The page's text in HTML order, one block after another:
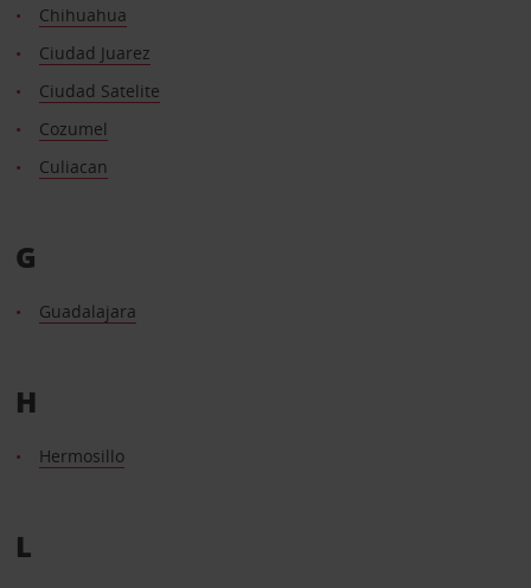
Chihuahua
Ciudad Juarez
Ciudad Satelite
Cozumel
Culiacan
G
Guadalajara
H
Hermosillo
L